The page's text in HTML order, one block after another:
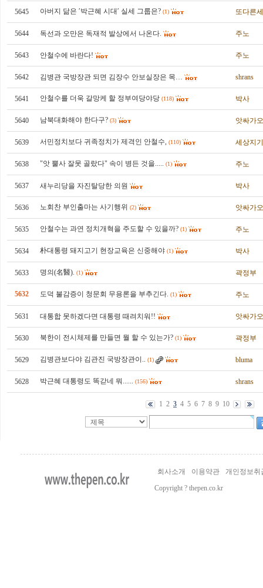
5645 아버지 닮은 ′박근혜 시대′ 실세 그룹은? (1) 또다른
5644 독선과 오만은 독재적 발상에서 나온다. 주노
5643 안철수에 바란다! 주노
5642 김병관 국방장관 되면 김장수 안보실장은 목… shrans
5641 안철수를 더욱 갈망케 할 정부여당야당 (118) 박사
5640 남북대화해야 한다구? (3) 앗싸가
5639 서민정치보다 귀족정치가 제격인 안철수, (110) 세상지기
5638 "앗 뿔사 잘못 골랐다" 속이 병든 것을..... (1) 주노
5637 새누리당을 자진탈당한 의원 박사
5636 노회찬 부인출마는 사기행위 (2) 앗싸가
5635 안철수는 과연 정치개혁을 주도할 수 있을까? (1) 주노
5634 朴대통령 돼지고기 현장교육은 신중해야 (1) 박사
5633 명의(名醫). (1) 곽정부
5632 도덕 불감증이 청문회 무용론을 부추긴다. (1) 주노
5631 대통합 못하겠다면 대통령 때려치워!! 앗싸가
5630 북한이 전시체제를 만들면 뭘 할 수 있는가? (1) 곽정부
5629 김병관보다야 김관진 국방장관이.. (1) bluma
5628 박근혜 대통령도 똑갇네 뭐...... (156) shrans
1 2 3 4 5 6 7 8 9 10
회사소개 이용약관
개인정보취
Copyright ? thepen.co.kr